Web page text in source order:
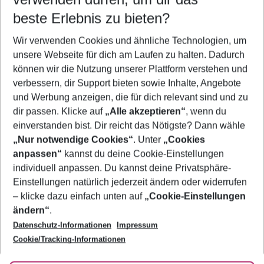
5-8 Nächte
2 Erwachsene Keine Kinder
Mehr Filter anzeigen
Footer
Footer navigation
Über uns
AGB
Bestpreisgarantie
Cookie-Einstellungen ändern
Cookie-Richtlinie
Agenturbetreuung
Barrierefreies Reisen
Folge uns
beste Erlebnis zu bieten?
Wir verwenden Cookies und ähnliche Technologien, um
unsere Webseite für dich am Laufen zu halten. Dadurch
können wir die Nutzung unserer Plattform verstehen und
verbessern, dir Support bieten sowie Inhalte, Angebote
und Werbung anzeigen, die für dich relevant sind und zu
dir passen. Klicke auf „Alle akzeptieren“, wenn du
einverstanden bist. Dir reicht das Nötigste? Dann wähle
„Nur notwendige Cookies“. Unter „Cookies
anpassen“ kannst du deine Cookie-Einstellungen
individuell anpassen. Du kannst deine Privatsphäre-
Einstellungen natürlich jederzeit ändern oder widerrufen
– klicke dazu einfach unten auf „Cookie-Einstellungen
ändern“.
Datenschutz-Informationen
Impressum
Cookie/Tracking-Informationen